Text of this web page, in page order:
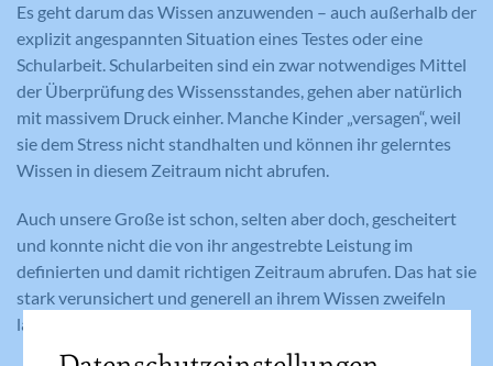
Es geht darum das Wissen anzuwenden – auch außerhalb der
explizit angespannten Situation eines Testes oder eine
Schularbeit. Schularbeiten sind ein zwar notwendiges Mittel
der Überprüfung des Wissensstandes, gehen aber natürlich
mit massivem Druck einher. Manche Kinder „versagen“, weil
sie dem Stress nicht standhalten und können ihr gelerntes
Wissen in diesem Zeitraum nicht abrufen.
Auch unsere Große ist schon, selten aber doch, gescheitert
und konnte nicht die von ihr angestrebte Leistung im
definierten und damit richtigen Zeitraum abrufen. Das hat sie
stark verunsichert und generell an ihrem Wissen zweifeln
lassen.